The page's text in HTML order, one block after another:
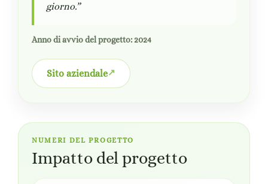
giorno.”
Anno di avvio del progetto: 2024
Sito aziendale
NUMERI DEL PROGETTO
Impatto del progetto